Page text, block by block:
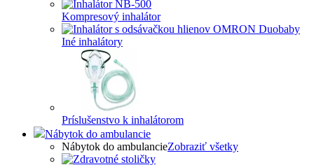
Kompresový inhalátor
Iné inhalátory
Príslušenstvo k inhalátorom
Nábytok do ambulancie
Nábytok do ambulancieZobraziť všetky